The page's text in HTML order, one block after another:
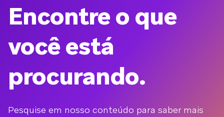
Encontre o que
você está
procurando.
Pesquise em nosso conteúdo para saber mais